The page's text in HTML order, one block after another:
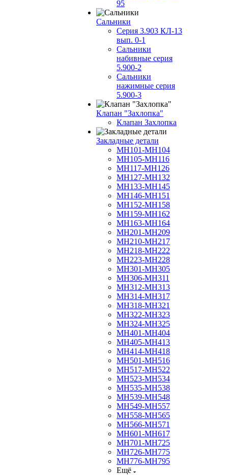
95
Сальники
Серия 3.903 КЛ-13
вып. 0-1
Сальники
набивные серия
5.900-2
Сальники
нажимные серия
5.900-3
Клапан "Захлопка"
Клапан Захлопка
Закладные детали
МН101-МН104
МН105-МН116
МН117-МН126
МН127-МН132
МН133-МН145
МН146-МН151
МН152-МН158
МН159-МН162
МН163-МН164
МН201-МН209
МН210-МН217
МН218-МН222
МН223-МН228
МН301-МН305
МН306-МН311
МН312-МН313
МН314-МН317
МН318-МН321
МН322-МН323
МН324-МН325
МН401-МН404
МН405-МН413
МН414-МН418
МН501-МН516
МН517-МН522
МН523-МН534
МН535-МН538
МН539-МН548
МН549-МН557
МН558-МН565
МН566-МН571
МН601-МН617
МН701-МН725
МН726-МН775
МН776-МН795
Ещё